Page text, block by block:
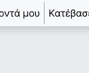
μου